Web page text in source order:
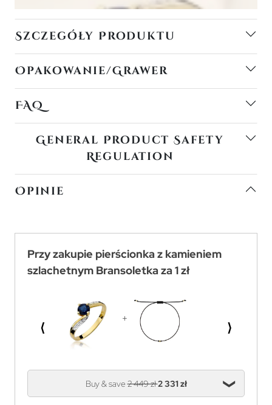
Szczegóły Produktu
Opakowanie/Grawer
FAQ
General Product Safety
Regulation
Opinie
Przy zakupie pierścionka z kamieniem
szlachetnym Bransoletka za 1 zł
⟨ ⟩
Buy & save2 449 zł2 331 zł